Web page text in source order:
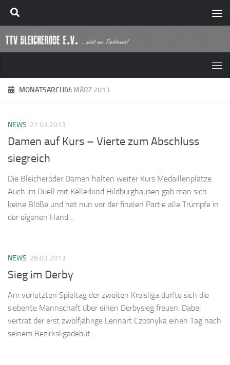
Zum Inhalt springen
MONATSARCHIV: MÄRZ 2013
NEWS 27.03.2013
Damen auf Kurs – Vierte zum Abschluss
siegreich
Die Bleicheröder Damen halten weiter Kurs Medaillenplätze.
Auch im Duell mit Kellerkind Hildburghausen gab man sich
keine Blöße und hat nun vor der finalen Partie alle Trümpfe in
der eigenen Hand…
NEWS 26.03.2013
Sieg im Derby
Am vorletzten Spieltag der zweiten Kreisliga durfte sich die
siebente Mannschaft über einen Derbysieg freuen. Dabei
vertrat der erst zwölfjährige Lennart Czosnyka einen Tag nach
seinem Bezirksligadebüt…